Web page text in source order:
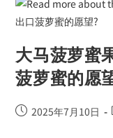
大马菠萝蜜
菠萝蜜的愿
2025年7月10日